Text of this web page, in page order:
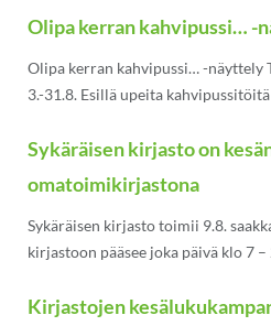
Olipa kerran kahvipussi… -
Olipa kerran kahvipussi… -näyttely
3.-31.8. Esillä upeita
Sykäräisen kirjasto on
omatoimikirjastona
Sykäräisen kirjasto toimii 9.8.
kirjastoon pääsee joka päivä klo 7
150 5280 /
Kirjastojen